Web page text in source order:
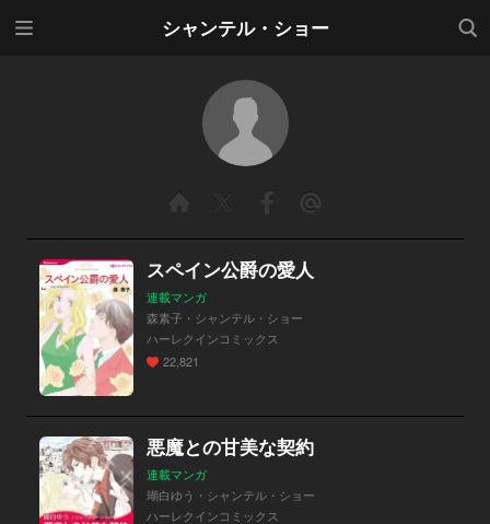
シャンテル・ショー
検索
スペイン公爵の愛人
連載マンガ
森素子・シャンテル・ショー
ハーレクインコミックス
22,821
悪魔との甘美な契約
連載マンガ
瑚白ゆう・シャンテル・ショー
ハーレクインコミックス